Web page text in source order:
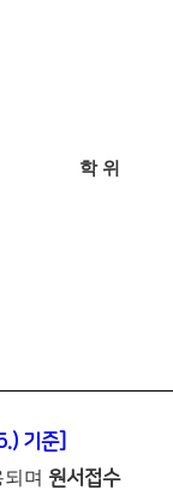
학 위
기준]
며 원서접수